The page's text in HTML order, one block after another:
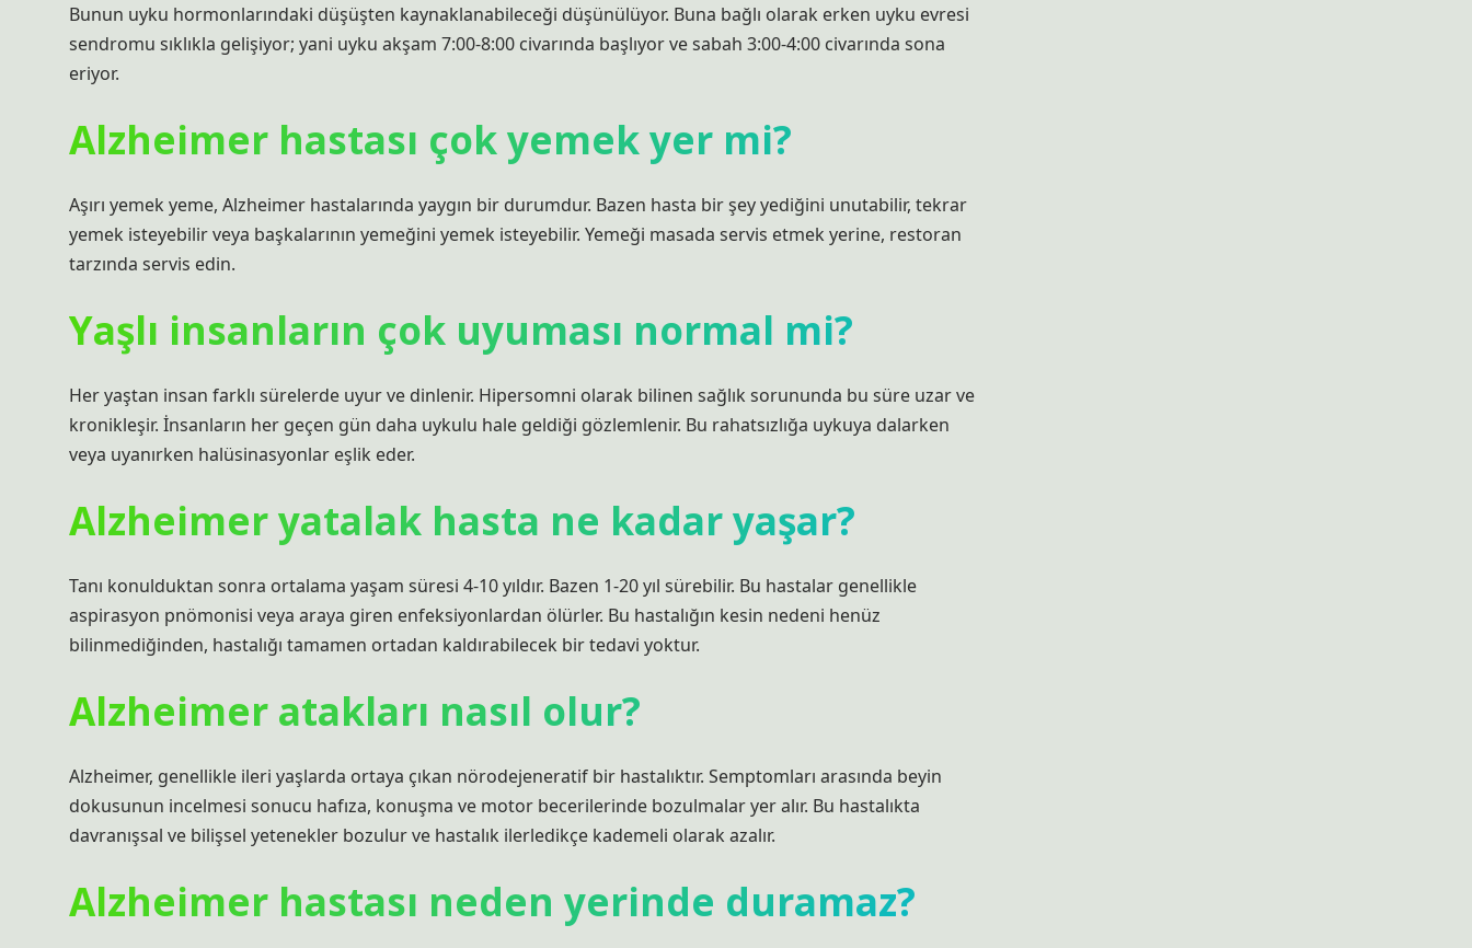
Bunun uyku hormonlarındaki düşüşten kaynaklanabileceği düşünülüyor. Buna bağlı olarak erken uyku evresi
sendromu sıklıkla gelişiyor; yani uyku akşam 7:00-8:00 civarında başlıyor ve sabah 3:00-4:00 civarında sona
eriyor.
Alzheimer hastası çok yemek yer mi?
Aşırı yemek yeme, Alzheimer hastalarında yaygın bir durumdur. Bazen hasta bir şey yediğini unutabilir, tekrar
yemek isteyebilir veya başkalarının yemeğini yemek isteyebilir. Yemeği masada servis etmek yerine, restoran
tarzında servis edin.
Yaşlı insanların çok uyuması normal mi?
Her yaştan insan farklı sürelerde uyur ve dinlenir. Hipersomni olarak bilinen sağlık sorununda bu süre uzar ve
kronikleşir. İnsanların her geçen gün daha uykulu hale geldiği gözlemlenir. Bu rahatsızlığa uykuya dalarken
veya uyanırken halüsinasyonlar eşlik eder.
Alzheimer yatalak hasta ne kadar yaşar?
Tanı konulduktan sonra ortalama yaşam süresi 4-10 yıldır. Bazen 1-20 yıl sürebilir. Bu hastalar genellikle
aspirasyon pnömonisi veya araya giren enfeksiyonlardan ölürler. Bu hastalığın kesin nedeni henüz
bilinmediğinden, hastalığı tamamen ortadan kaldırabilecek bir tedavi yoktur.
Alzheimer atakları nasıl olur?
Alzheimer, genellikle ileri yaşlarda ortaya çıkan nörodejeneratif bir hastalıktır. Semptomları arasında beyin
dokusunun incelmesi sonucu hafıza, konuşma ve motor becerilerinde bozulmalar yer alır. Bu hastalıkta
davranışsal ve bilişsel yetenekler bozulur ve hastalık ilerledikçe kademeli olarak azalır.
Alzheimer hastası neden yerinde duramaz?